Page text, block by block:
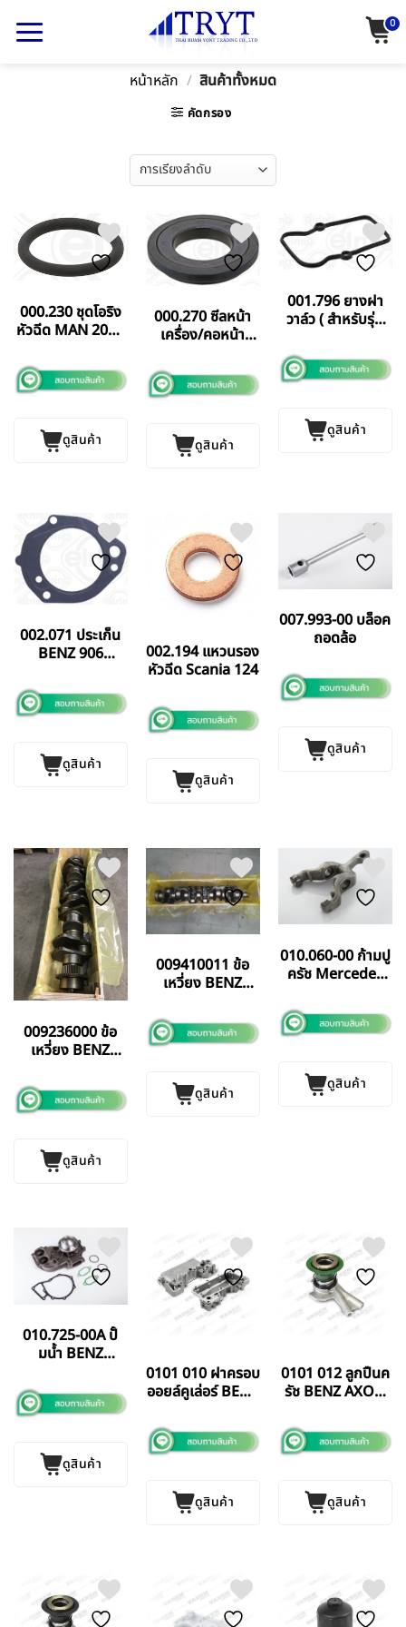
0
หน้าหลัก / สินค้าทั้งหมด
คัดกรอง
000.230 ชุดโอริง
หัวฉีด MAN 2066
GERMANY แท้
ดูสินค้า
000.270 ซีลหน้า
เครื่อง/คอหน้า
VOLVO
FM9/FM12/B12B
ดูสินค้า
001.796 ยางฝา
วาล์ว ( สําหรับรุ่น
เหลี่ยม BENZ
OM457/460
ดูสินค้า
002.071 ประเก็น
BENZ 906
GERMANY แท้
ดูสินค้า
002.194 แหวนรอง
หัวฉีด Scania 124
ดูสินค้า
007.993-00 บล็อค
ถอดล้อ
ดูสินค้า
009236000 ข้อ
เหวี่ยง BENZ
SANZ SPAIN แท้
ดูสินค้า
009410011 ข้อ
เหวี่ยง BENZ
SPAIN แท้
ดูสินค้า
010.060-00 ก้ามปู
ครัช Mercedes
ดูสินค้า
010.725-00A ปั้
มน้ำ BENZ
GERMANY แท้
ดูสินค้า
0101 010 ฝาครอบ
ออยล์คูเล่อร์ BENZ
TURKEY
ดูสินค้า
0101 012 ลูกปืนค
รัช BENZ AXON
ดูสินค้า